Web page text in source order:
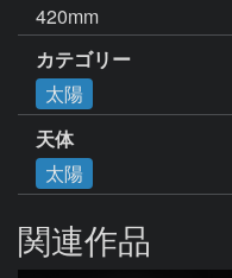
420mm
カテゴリー
太陽
天体
太陽
関連作品